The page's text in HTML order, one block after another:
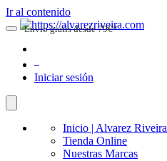
Ir al contenido
Iniciar sesión
Inicio | Alvarez Riveira
Tienda Online
Nuestras Marcas
Envio gratis desde 79€*